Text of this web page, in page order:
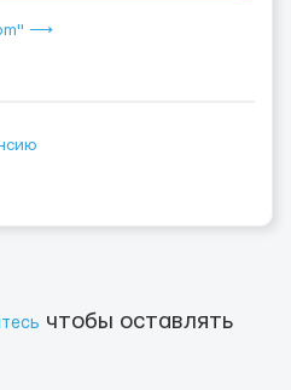
⟶
чтобы оставлять